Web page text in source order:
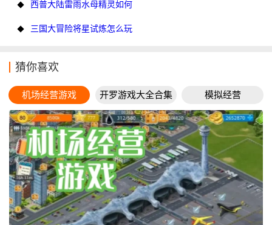
西普大陆雷雨水母精灵如何
三国大冒险将星试炼怎么玩
猜你喜欢
机场经营游戏 开罗游戏大全合集 模拟经营